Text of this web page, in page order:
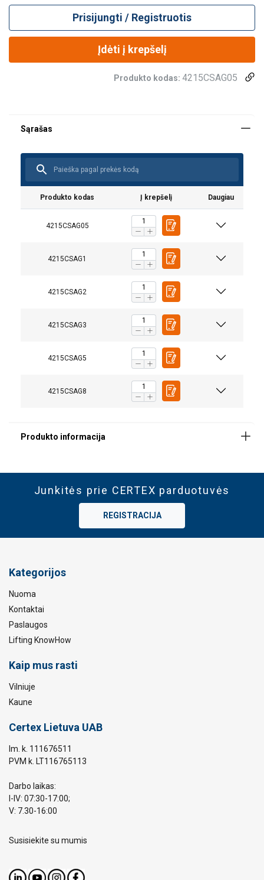
Prisijungti / Registruotis
Įdėti į krepšelį
Produkto kodas: 4215CSAG05
Produkto kodas Į krepšelį Daugiau
4215CSAG05
4215CSAG1
4215CSAG2
4215CSAG3
4215CSAG5
4215CSAG8
Junkitės prie CERTEX parduotuvės
REGISTRACIJA
Kategorijos
Nuoma
Kontaktai
Paslaugos
Lifting KnowHow
Kaip mus rasti
Vilniuje
Kaune
Certex Lietuva UAB
Im. k. 111676511
PVM k. LT116765113
Darbo laikas:
I-IV: 07:30-17:00;
V: 7.30-16:00
Susisiekite su mumis